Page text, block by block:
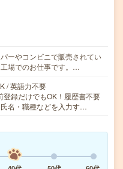
ーやコンビニで販売されてい
場でのお仕事です。…
/ 英語力不要
録だけでもOK！履歴書不要
名・職種などを入力す…